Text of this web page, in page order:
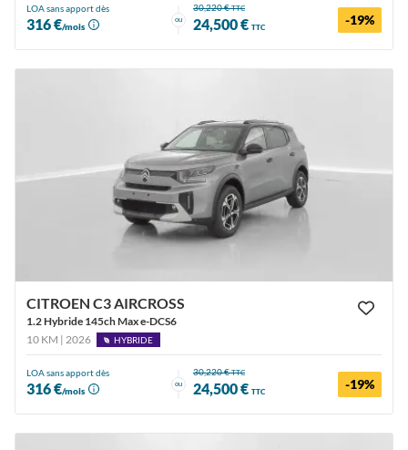
LOA sans apport dès
316 €/mois
ou
30,220 €TTC
24,500 € TTC -19%
CITROEN C3 AIRCROSS
1.2 Hybride 145ch Max e-DCS6
10 KM | 2026
HYBRIDE
LOA sans apport dès
316 €/mois
ou
30,220 €TTC
24,500 € TTC -19%